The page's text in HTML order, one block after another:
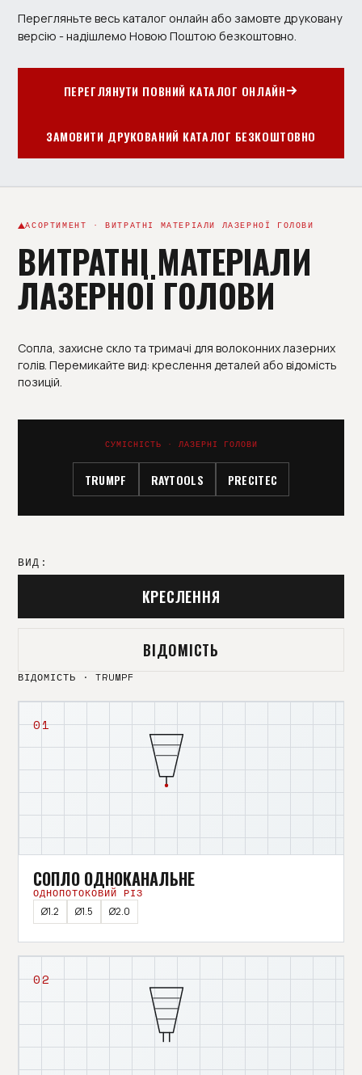
Перегляньте весь каталог онлайн або замовте друковану
версію - надішлемо Новою Поштою безкоштовно.
ПЕРЕГЛЯНУТИ ПОВНИЙ КАТАЛОГ ОНЛАЙН
ЗАМОВИТИ ДРУКОВАНИЙ КАТАЛОГ БЕЗКОШТОВНО
АСОРТИМЕНТ · ВИТРАТНІ МАТЕРІАЛИ ЛАЗЕРНОЇ ГОЛОВИ
ВИТРАТНІ МАТЕРІАЛИ
ЛАЗЕРНОЇ ГОЛОВИ
Сопла, захисне скло та тримачі для волоконних лазерних
голів. Перемикайте вид: креслення деталей або відомість
позицій.
СУМІСНІСТЬ · ЛАЗЕРНІ ГОЛОВИ
TRUMPF RAYTOOLS PRECITEC
ВИД:
КРЕСЛЕННЯ
ВІДОМІСТЬ
ВІДОМІСТЬ · TRUMPF
01
СОПЛО ОДНОКАНАЛЬНЕ
ОДНОПОТОКОВИЙ РІЗ
Ø1.2
Ø1.5 Ø2.0
02